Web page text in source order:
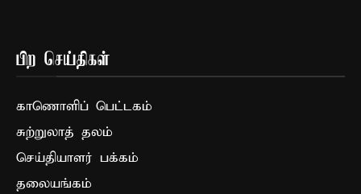
பிற செய்திகள்
காணொளிப் பெட்டகம்
சுற்றுலாத் தலம்
செய்தியாளர் பக்கம்
தலையங்கம்